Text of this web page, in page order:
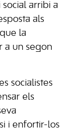
arribi a
als
la
a un segon
socialistes
els
i enfortir-los